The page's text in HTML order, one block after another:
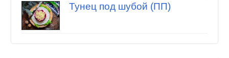
Тунец под шубой (ПП)